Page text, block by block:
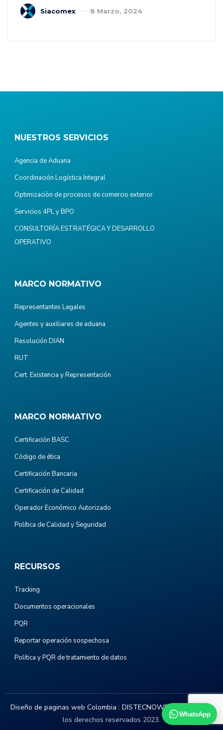
Siacomex 8 Marzo, 2024
NUESTROS SERVICIOS
Agencia de Aduana
Coordinación Logística Integral
Optimización de procesos de comercio exterior
Servicios 4PL y BPO
CONSULTORÍA ESTRATÉGICA Y DESARROLLO
OPERATIVO
MARCO NORMATIVO
Representantes Legales
Agentes y auxiliares de aduana
Resolución DIAN
RUT
Cert. Existencia y Representación
MARCO NORMATIVO
Certificación BASC
Código de ética
Certificación Bancaria
Certificación de Calidad
Operador Económico Autorizado
Política de Calidad y Seguridad
RECURSOS
Tracking
Documentos operacionales
PQR
Reportar operación sospechosa
Política y PQR de tratamiento de datos
Diseño de paginas web Colombia : DISTECNOWEB.COM
. Todos
los derechos reservados 2023.
WhatsApp